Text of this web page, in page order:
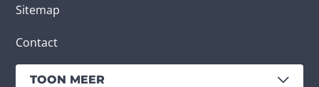
Sitemap
Contact
TOON MEER